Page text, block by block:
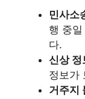
민사소
행 중
다.
신상 정
정보가
거주지